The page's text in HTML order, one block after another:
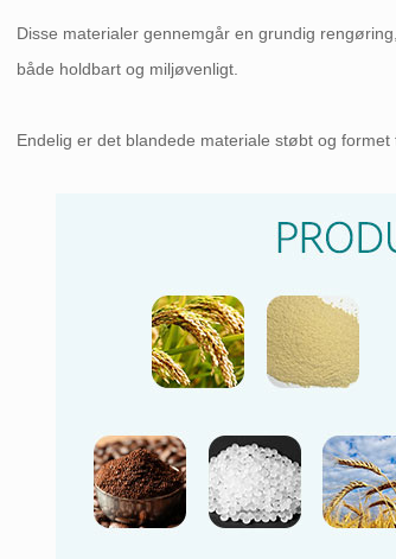
Disse materialer gennemgår en grundig
både holdbart og miljøvenligt.
Endelig er det blandede materiale støbt og